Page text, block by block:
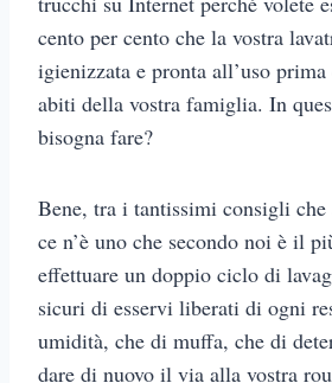
cento per cento che la vostra
igienizzata e pronta all’uso
abiti della vostra famiglia. In
bisogna fare?
Bene, tra i tantissimi consigli che
ce n’è uno che secondo noi è il
effettuare un doppio ciclo di
sicuri di esservi liberati di ogni
umidità, che di muffa, che di
dare di nuovo il via alla vostra